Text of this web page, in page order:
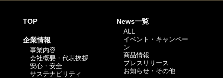
TOP
企業情報
事業内容
会社概要・代表挨拶
安心・安全
サステナビリティ
News一覧
ALL
イベント・キャンペー
ン
商品情報
プレスリリース
お知らせ・その他